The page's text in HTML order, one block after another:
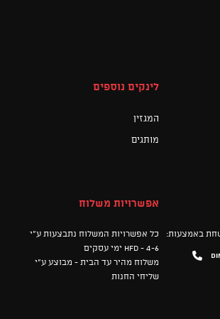
לינקים נוספים
המגזין
מותגים
באמצעות:
אפשרויות משלוח
כל אפשרויות המשלוח נתבצעות ע"י
HFD - 4-6 ימי עסקים
משלוח מהיר עד הבית - מבוצע ע"י
שליחי החנות